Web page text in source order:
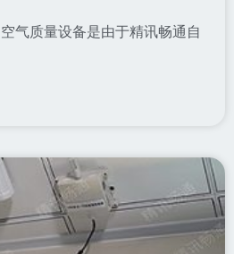
气质量设备是由于精讯畅通自